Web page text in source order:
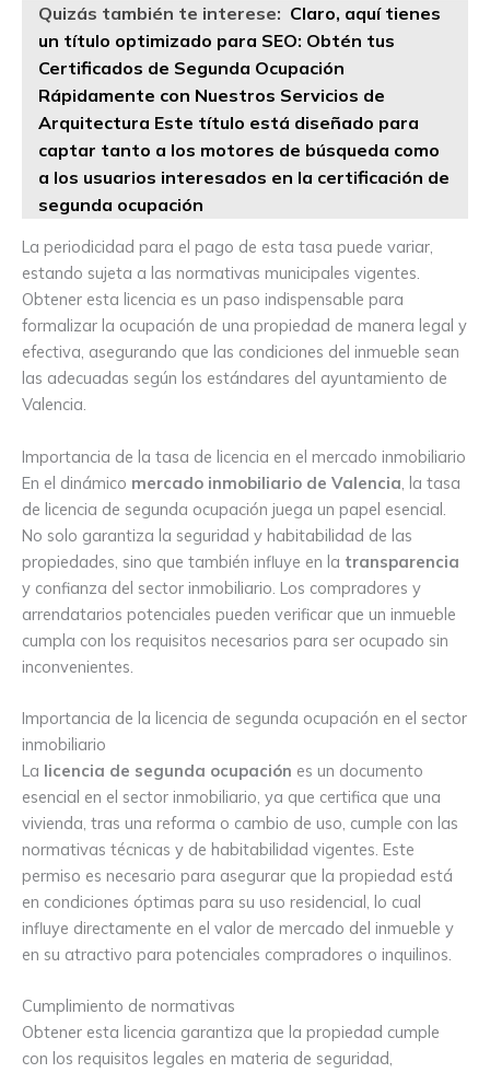
Quizás también te interese: Claro, aquí tienes
un título optimizado para SEO: Obtén tus
Certificados de Segunda Ocupación
Rápidamente con Nuestros Servicios de
Arquitectura Este título está diseñado para
captar tanto a los motores de búsqueda como
a los usuarios interesados en la certificación de
segunda ocupación
La periodicidad para el pago de esta tasa puede variar,
estando sujeta a las normativas municipales vigentes.
Obtener esta licencia es un paso indispensable para
formalizar la ocupación de una propiedad de manera legal y
efectiva, asegurando que las condiciones del inmueble sean
las adecuadas según los estándares del ayuntamiento de
Valencia.
Importancia de la tasa de licencia en el mercado inmobiliario
En el dinámico mercado inmobiliario de Valencia , la tasa
de licencia de segunda ocupación juega un papel esencial.
No solo garantiza la seguridad y habitabilidad de las
propiedades, sino que también influye en la transparencia
y confianza del sector inmobiliario. Los compradores y
arrendatarios potenciales pueden verificar que un inmueble
cumpla con los requisitos necesarios para ser ocupado sin
inconvenientes.
Importancia de la licencia de segunda ocupación en el sector
inmobiliario
La licencia de segunda ocupación es un documento
esencial en el sector inmobiliario, ya que certifica que una
vivienda, tras una reforma o cambio de uso, cumple con las
normativas técnicas y de habitabilidad vigentes. Este
permiso es necesario para asegurar que la propiedad está
en condiciones óptimas para su uso residencial, lo cual
influye directamente en el valor de mercado del inmueble y
en su atractivo para potenciales compradores o inquilinos.
Cumplimiento de normativas
Obtener esta licencia garantiza que la propiedad cumple
con los requisitos legales en materia de seguridad,